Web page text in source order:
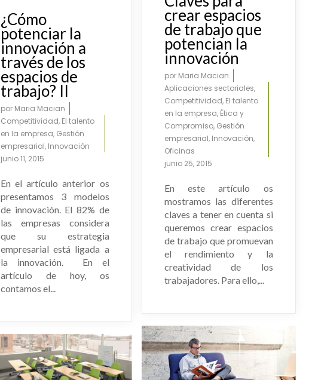
crear espacios
de trabajo que
potencian la
innovación
por Maria Macian
Aplicaciones sectoriales,
Competitividad, El talento
en la empresa, Ética y
Compromiso, Gestión
empresarial, Innovación,
Oficinas
junio 25, 2015
En este artículo os
mostramos las diferentes
claves a tener en cuenta si
queremos crear espacios
de trabajo que promuevan
el rendimiento y la
creatividad de los
trabajadores. Para ello,...
¿Cómo
potenciar la
innovación a
través de los
espacios de
trabajo? II
por Maria Macian
Competitividad, El talento
en la empresa, Gestión
empresarial, Innovación
junio 11, 2015
En el artículo anterior os
presentamos 3 modelos
de innovación. El 82% de
las empresas considera
que su estrategia
empresarial está ligada a
la innovación. En el
artículo de hoy, os
contamos el...